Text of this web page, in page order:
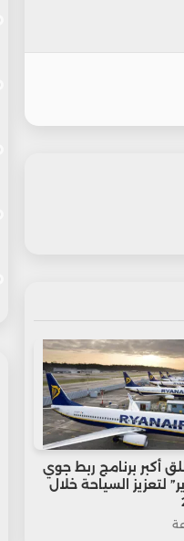
أكبر برنامج ربط جوي
لتعزيز السياحة خلال